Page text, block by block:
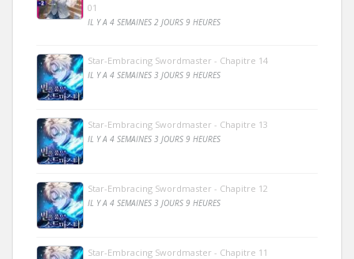
01
IL Y A 4 SEMAINES 2 JOURS 9 HEURES
Star-Embracing Swordmaster - Chapitre 14
IL Y A 4 SEMAINES 3 JOURS 9 HEURES
Star-Embracing Swordmaster - Chapitre 13
IL Y A 4 SEMAINES 3 JOURS 9 HEURES
Star-Embracing Swordmaster - Chapitre 12
IL Y A 4 SEMAINES 3 JOURS 9 HEURES
Star-Embracing Swordmaster - Chapitre 11